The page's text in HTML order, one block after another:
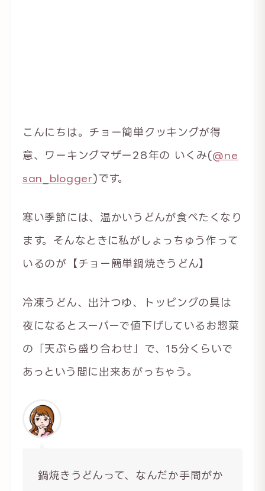
こんにちは。チョー簡単クッキングが得
意、ワーキングマザー28年の いくみ(@ne
san_blogger)です。
寒い季節には、温かいうどんが食べたくなり
ます。そんなときに私がしょっちゅう作って
いるのが【チョー簡単鍋焼きうどん】
冷凍うどん、出汁つゆ、トッピングの具は
夜になるとスーパーで値下げしているお惣菜
の「天ぷら盛り合わせ」で、15分くらいで
あっという間に出来あがっちゃう。
鍋焼きうどんって、なんだか手間がか